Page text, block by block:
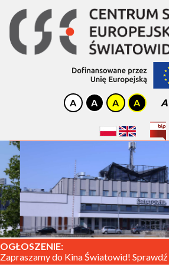
A
OGŁOSZENIE:
Zapraszamy do Kina Światowid!